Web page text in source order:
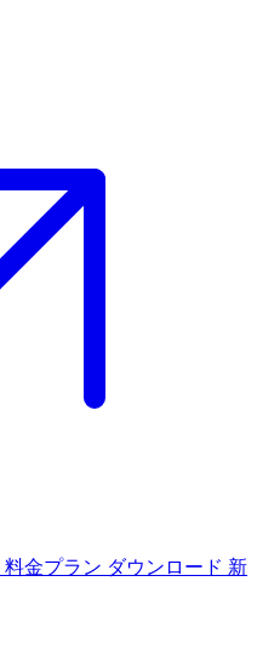
料金プラン ダウンロード 新